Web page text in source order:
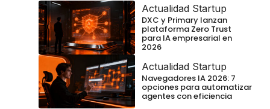
Actualidad Startup
DXC y Primary lanzan
plataforma Zero Trust
para IA empresarial en
2026
Actualidad Startup
Navegadores IA 2026: 7
opciones para automatizar
agentes con eficiencia